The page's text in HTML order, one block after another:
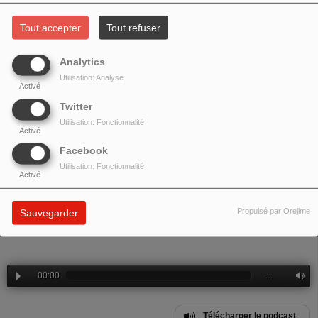
Tout accepter Tout refuser
Analytics
Activé
Utilisation: Analyse
Twitter
Activé
Utilisation: Fonctionnalité
Facebook
Activé
Utilisation: Fonctionnalité
Sauvegarder Propulsé par Orejime
Le chanteurSergio Caputo L'Osteriaest reçu par
Fabrice MaseradeEvviva la Pappa
00:00
Télécharger le podcast